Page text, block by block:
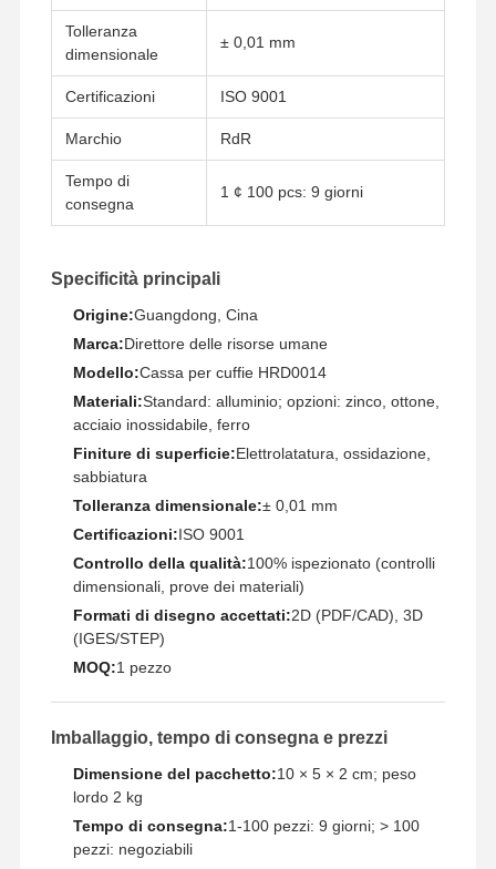
Casa.
Tolleranza
dimensionale
± 0,01 mm
Certificazioni ISO 9001
Marchio RdR
Tempo di
consegna
1 ¢ 100 pcs: 9 giorni
Specificità principali
Origine:Guangdong, Cina
Marca:Direttore delle risorse umane
Modello:Cassa per cuffie HRD0014
Materiali:Standard: alluminio; opzioni: zinco, ottone,
acciaio inossidabile, ferro
Finiture di superficie:Elettrolatatura, ossidazione,
sabbiatura
Tolleranza dimensionale:± 0,01 mm
Certificazioni:ISO 9001
Controllo della qualità:100% ispezionato (controlli
dimensionali, prove dei materiali)
Formati di disegno accettati:2D (PDF/CAD), 3D
(IGES/STEP)
MOQ:1 pezzo
Imballaggio, tempo di consegna e prezzi
Dimensione del pacchetto:10 × 5 × 2 cm; peso
lordo 2 kg
Tempo di consegna:1-100 pezzi: 9 giorni; > 100
pezzi: negoziabili